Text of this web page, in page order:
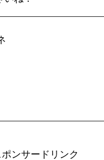
ンサードリンク